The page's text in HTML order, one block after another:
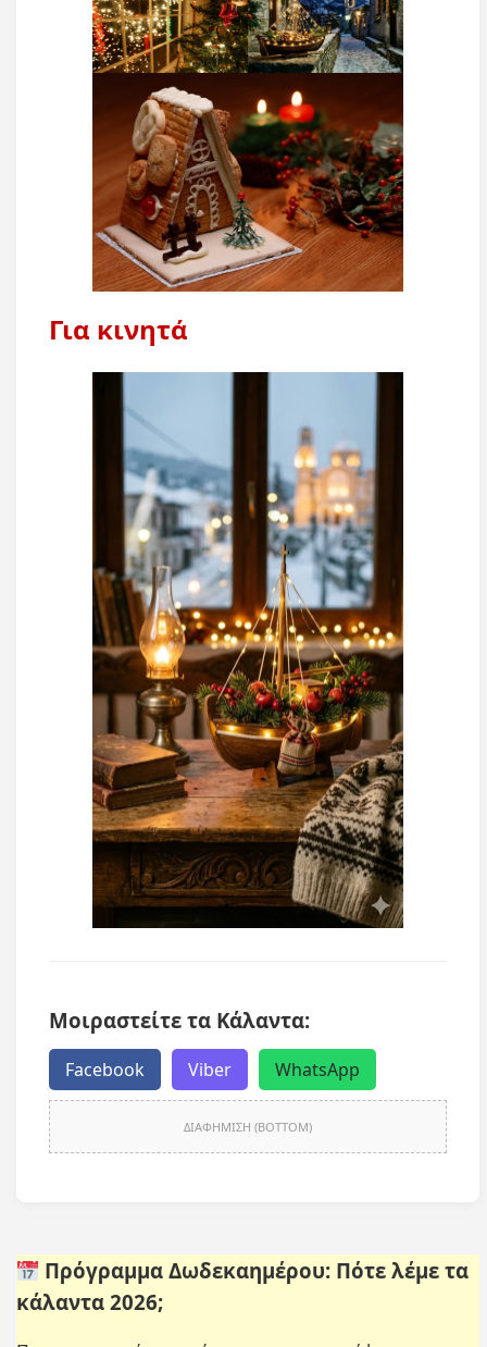
Για κινητά
Μοιραστείτε τα Κάλαντα:
Facebook Viber WhatsApp
ΔΙΑΦΗΜΙΣΗ (BOTTOM)
Πρόγραμμα Δωδεκαημέρου: Πότε λέμε τα
κάλαντα 2026;